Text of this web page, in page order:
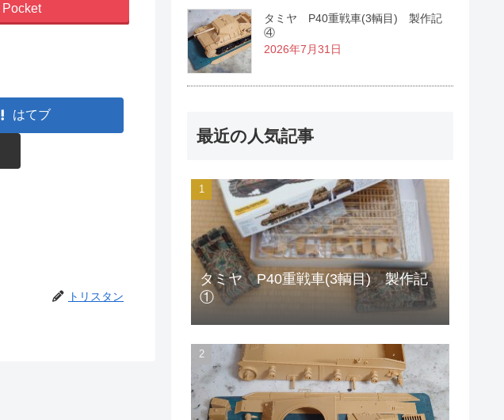
Pocket
はてブ
トリスタン
タミヤ P40重戦車(3輌目) 製作記
④
2026年7月31日
最近の人気記事
タミヤ P40重戦車(3輌目) 製作記
①